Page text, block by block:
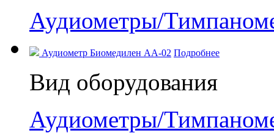
Аудиометры/
Аудиометр Биомедилен АА-02 Подробнее
Вид оборудования
Аудиометры/